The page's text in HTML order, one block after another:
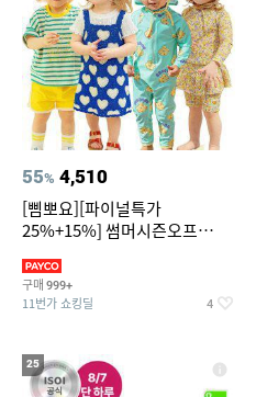
55% 4,510
[삠뽀요][파이널특가
25%+15%] 썸머시즌오프
영복/티셔츠/
구매 999+
11번가 쇼킹딜 4
25